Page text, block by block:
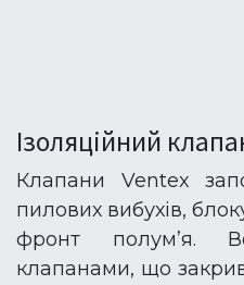
Ізоляційний
Клапани Ventex
пилових вибухів,
фронт полум’я.
клапанами, що